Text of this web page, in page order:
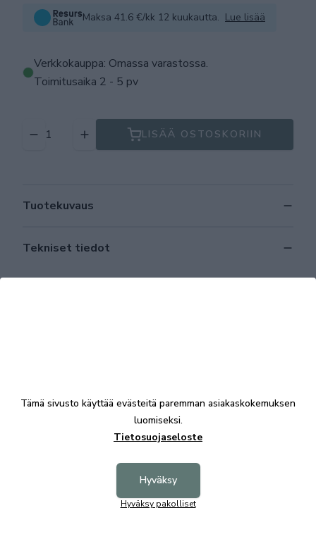
Maksa 41.6 €/kk 12 kuukautta. Lue lisää
Verkkokauppa: Omassa varastossa.
Toimitusaika 2 - 5 pv
LISÄÄ OSTOSKORIIN
Tuotekuvaus
Tekniset tiedot
Tämä sivusto käyttää evästeitä paremman asiakaskokemuksen
luomiseksi.
Tietosuojaseloste
Hyväksy
Hyväksy pakolliset